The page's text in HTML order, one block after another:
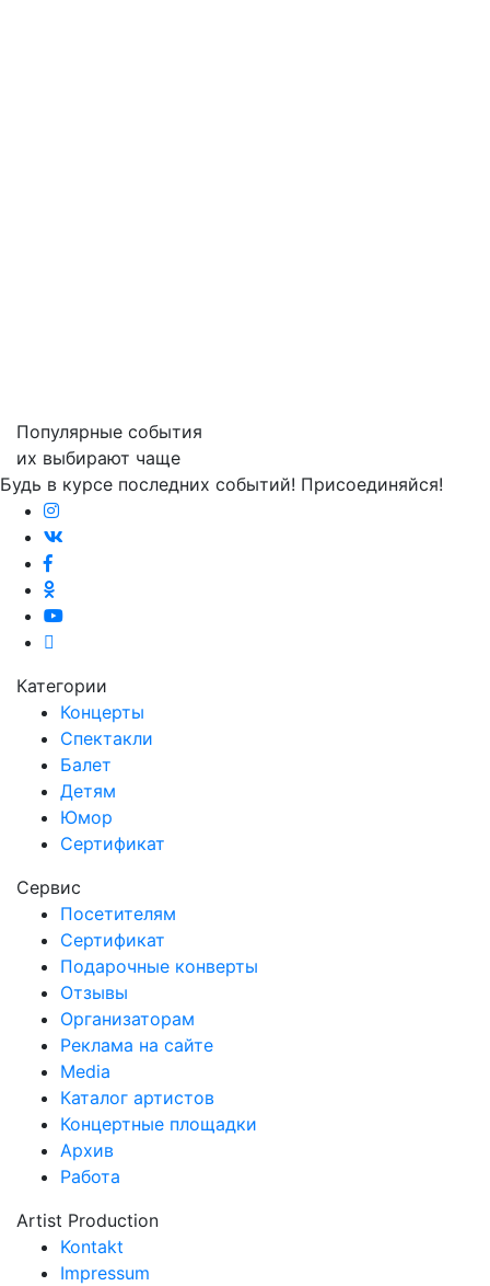
Популярные события
их выбирают чаще
Будь в курсе последних событий! Присоединяйся!
Категории
Концерты
Спектакли
Балет
Детям
Юмор
Сертификат
Сервис
Посетителям
Сертификат
Подарочные конверты
Отзывы
Организаторам
Реклама на сайте
Media
Каталог артистов
Концертные площадки
Архив
Работа
Artist Production
Kontakt
Impressum